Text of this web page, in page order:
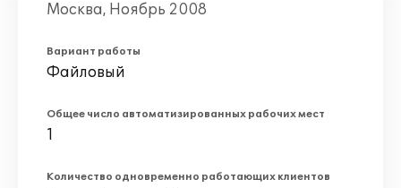
Москва, Ноябрь 2008
Вариант работы
Файловый
Общее число автоматизированных рабочих мест
1
Количество одновременно работающих клиентов